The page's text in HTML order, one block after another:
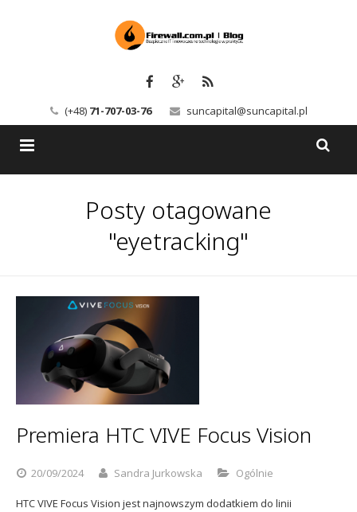
(+48) 71-707-03-76 suncapital@suncapital.pl
Kerio
Serwery pocztowe
Sophos
Szkolenia
Kontakt
Polityka prywatności
Posty otagowane
"eyetracking"
Premiera HTC VIVE Focus Vision
20/09/2024 Sandra Jurkowska Ogólnie
HTC VIVE Focus Vision jest najnowszym dodatkiem do linii